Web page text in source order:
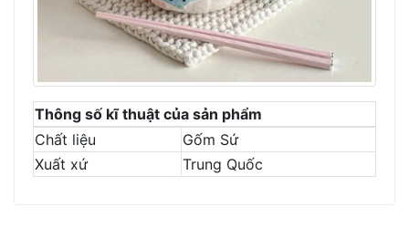
Thông số kĩ thuật của sản phẩm
Chất liệu
Gốm Sứ
Xuất xứ
Trung Quốc